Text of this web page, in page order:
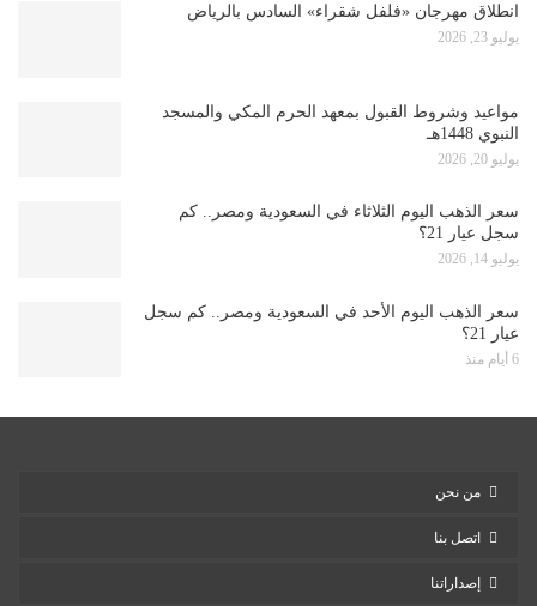
انطلاق مهرجان «فلفل شقراء» السادس بالرياض
يوليو 23, 2026
مواعيد وشروط القبول بمعهد الحرم المكي والمسجد
النبوي 1448هـ
يوليو 20, 2026
سعر الذهب اليوم الثلاثاء في السعودية ومصر.. كم
سجل عيار 21؟
يوليو 14, 2026
سعر الذهب اليوم الأحد في السعودية ومصر.. كم سجل
عيار 21؟
6 أيام منذ
من نحن
اتصل بنا
إصداراتنا